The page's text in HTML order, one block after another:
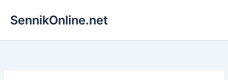
SennikOnline.net